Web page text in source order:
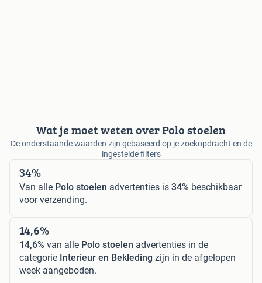
Wat je moet weten over Polo stoelen
De onderstaande waarden zijn gebaseerd op je zoekopdracht en de
ingestelde filters
34%
Van alle Polo stoelen advertenties is 34% beschikbaar
voor verzending.
14,6%
14,6% van alle Polo stoelen advertenties in de
categorie Interieur en Bekleding zijn in de afgelopen
week aangeboden.